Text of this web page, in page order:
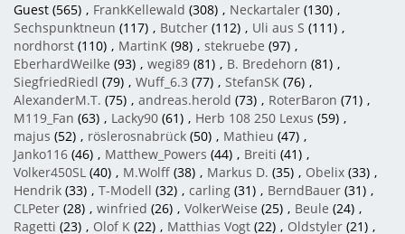
Guest (565) FrankKellewald (308) Neckartaler (130)
Sechspunktneun (117) Butcher (112) Uli aus S (111)
nordhorst (110) MartinK (98) stekruebe (97)
EberhardWeilke (93) wegi89 (81) B. Bredehorn (81)
SiegfriedRiedl (79) Wuff_6.3 (77) StefanSK (76)
AlexanderM.T. (75) andreas.herold (73) RoterBaron (71)
M119_Fan (63) Lacky90 (61) Herb 108 250 Lexus (59)
majus (52) röslerosnabrück (50) Mathieu (47)
Janko116 (46) Matthew_Powers (44) Breiti (41)
Volker450SL (40) M.Wolff (38) Markus D. (35) Obelix (33)
Hendrik (33) T-Modell (32) carling (31) BerndBauer (31)
CLPeter (28) winfried (26) VolkerWeise (25) Beule (24)
Ragetti (23) Olof K (22) Matthias Vogt (22) Oldstyler (21)